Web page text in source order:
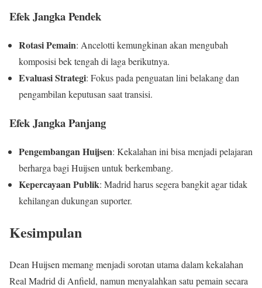
Efek Jangka Pendek
Rotasi Pemain: Ancelotti kemungkinan akan mengubah
komposisi bek tengah di laga berikutnya.
Evaluasi Strategi: Fokus pada penguatan lini belakang dan
pengambilan keputusan saat transisi.
Efek Jangka Panjang
Pengembangan Huijsen: Kekalahan ini bisa menjadi pelajaran
berharga bagi Huijsen untuk berkembang.
Kepercayaan Publik: Madrid harus segera bangkit agar tidak
kehilangan dukungan suporter.
Kesimpulan
Dean Huijsen memang menjadi sorotan utama dalam kekalahan
Real Madrid di Anfield, namun menyalahkan satu pemain secara